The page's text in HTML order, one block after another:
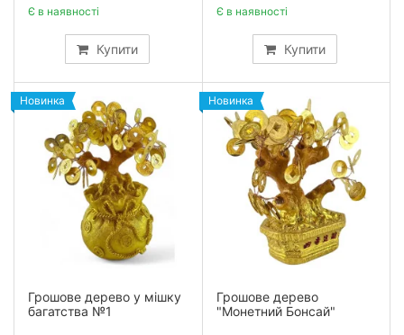
Купити
Є в наявності
Купити
Є в наявності
Новинка
Грошове дерево у мішку
багатства №1
Новинка
Грошове дерево
"Монетний Бонсай"